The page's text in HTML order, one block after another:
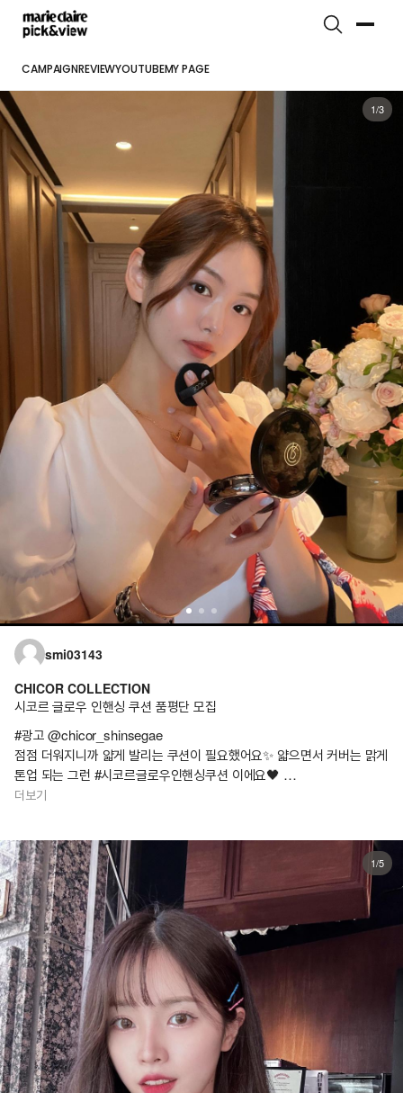
CAMPAIGNREVIEWYOUTUBEMY PAGE
1/3
smi03143
CHICOR COLLECTION
시코르 글로우 인핸싱 쿠션 품평단 모집
#광고 @chicor_shinsegae
점점 더워지니까 얇게 발리는 쿠션이 필요했어요✨ 얇으면서 커버는 맑게
톤업 되는 그런 #시코르글로우인핸싱쿠션 이에요🖤
#시코르 #쿠션추천 #탄탄속광쿠션 #비타민쿠션 #쿠션메이크업 #메이크
업 #뷰티모델 #뷰티인플루언서 #소피텔앰배서더서울 #오오티디 #데일
리메이크업
더보기
1/5